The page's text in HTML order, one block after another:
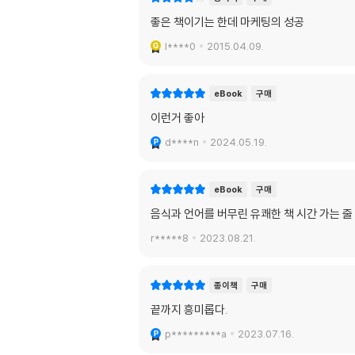
좋은 책이기는 한데 마케팅의 성공
l****0 2015.04.09.
eBook 구매
이런거 좋아
d****n 2024.05.19.
eBook 구매
음식과 언어를 버무린 유쾌한 책 시간 가는
r*****8 2023.08.21.
종이책 구매
끝까지 흥미롭다.
p*********a 2023.07.16.